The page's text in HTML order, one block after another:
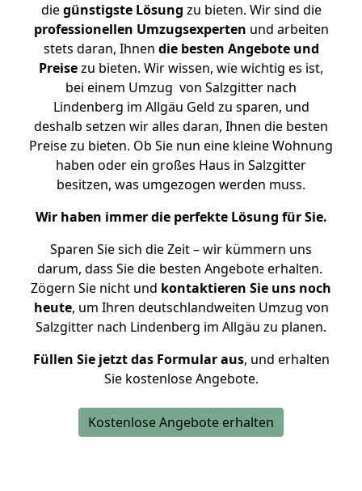
diegünstigste Lösung zu bieten. Wir sind die
professionellen Umzugsexperten und arbeiten
stets daran, Ihnen die besten Angebote und
Preisezu bieten. Wir wissen, wie wichtig es ist,
bei einem Umzug von Salzgitter nach
Lindenberg im Allgäu Geld zu sparen, und
deshalb setzen wir alles daran, Ihnen die besten
Preise zu bieten. Ob Sie nun eine kleine Wohnung
haben oder ein großes Haus in Salzgitter
besitzen, was umgezogen werden muss.
Wir haben immer die perfekte Lösung für Sie.
Sparen Sie sich die Zeit – wir kümmern uns
darum, dass Sie die besten Angebote erhalten.
Zögern Sie nicht und kontaktieren Sie uns noch
heute, um Ihren deutschlandweiten Umzug von
Salzgitter nach Lindenberg im Allgäu zu planen.
Füllen Sie jetzt das Formular aus, und erhalten
Sie kostenlose Angebote.
Kostenlose Angebote erhalten